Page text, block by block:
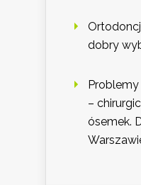
dobry
–
ósemek.